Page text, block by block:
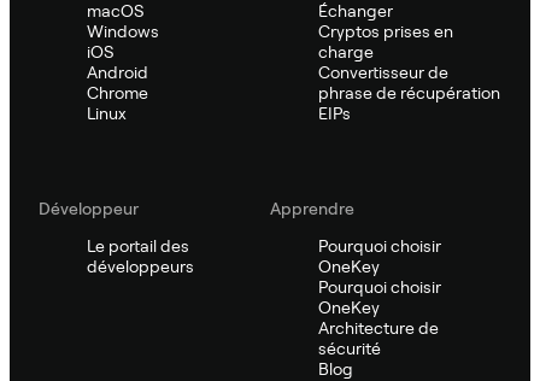
macOS
Windows
iOS
Android
Chrome
Linux
Échanger
Cryptos prises en
charge
Convertisseur de
phrase de récupération
EIPs
Développeur
Le portail des
développeurs
Apprendre
Pourquoi choisir
OneKey
Pourquoi choisir
OneKey
Architecture de
sécurité
Blog